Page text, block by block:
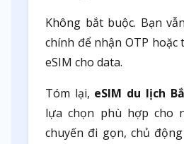
Không bắt buộc. Bạn
chính để nhận OTP hoặc
eSIM cho data.
Tóm lại, eSIM du lịch
lựa chọn phù hợp cho
chuyến đi gọn, chủ